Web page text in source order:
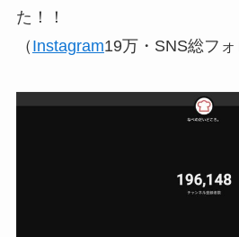
た！！
（ Instagram19万・SNS総フォ